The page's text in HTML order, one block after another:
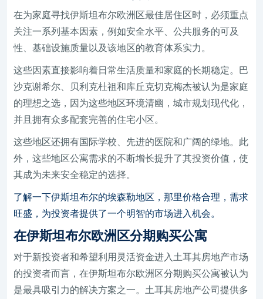
在为家庭寻找伊斯坦布尔欧洲区最佳居住区时，必须重点
关注一系列基本因素，例如安全水平、公共服务的可及
性、基础设施质量以及该地区的教育体系实力。
这些因素直接影响着日常生活质量和家庭的长期稳定。巴
沙克谢希尔、贝利克杜祖和库丘克切克梅杰被认为是家庭
的理想之选，因为这些地区环境清幽，城市规划现代化，
并且拥有众多配套完善的住宅小区。
这些地区还拥有国际学校、先进的医院和广阔的绿地。此
外，这些地区公寓需求的不断增长提升了其投资价值，使
其成为未来安全稳定的选择。
了解一下伊斯坦布尔的埃森勒地区，那里价格合理，需求
旺盛，为投资者提供了一个明智的市场进入机会。
在伊斯坦布尔欧洲区分期购买公寓
对于新投资者和希望利用灵活资金进入土耳其房地产市场
的投资者而言，在伊斯坦布尔欧洲区分期购买公寓被认为
是最具吸引力的解决方案之一。土耳其房地产公司提供多